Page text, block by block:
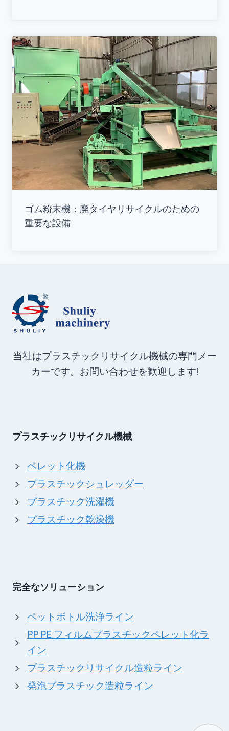
ゴム粉末機：廃タイヤリサイクルのための
重要な設備
当社はプラスチックリサイクル機械の専門メー
カーです。お問い合わせを歓迎します!
プラスチックリサイクル機械
ペレット化機
プラスチックシュレッダー
プラスチック洗濯機
プラスチック乾燥機
完全なソリューション
ペットボトル洗浄ライン
PP PE フィルムプラスチックペレット化ラ
イン
プラスチックリサイクル造粒ライン
発泡プラスチック造粒ライン